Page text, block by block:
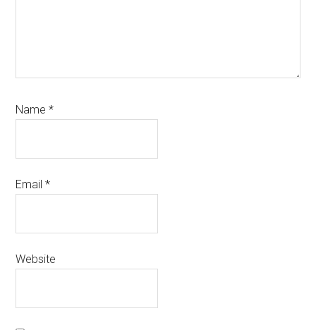
Name*
Email*
Website